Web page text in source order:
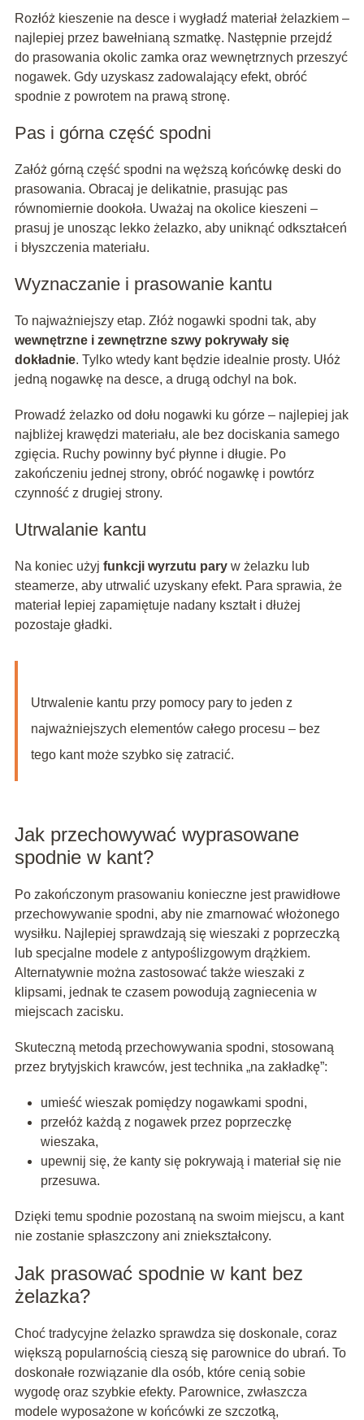
Rozłóż kieszenie na desce i wygładź materiał żelazkiem –
najlepiej przez bawełnianą szmatkę. Następnie przejdź
do prasowania okolic zamka oraz wewnętrznych przeszyć
nogawek. Gdy uzyskasz zadowalający efekt, obróć
spodnie z powrotem na prawą stronę.
Pas i górna część spodni
Załóż górną część spodni na węższą końcówkę deski do
prasowania. Obracaj je delikatnie, prasując pas
równomiernie dookoła. Uważaj na okolice kieszeni –
prasuj je unosząc lekko żelazko, aby uniknąć odkształceń
i błyszczenia materiału.
Wyznaczanie i prasowanie kantu
To najważniejszy etap. Złóż nogawki spodni tak, aby
wewnętrzne i zewnętrzne szwy pokrywały się
dokładnie. Tylko wtedy kant będzie idealnie prosty. Ułóż
jedną nogawkę na desce, a drugą odchyl na bok.
Prowadź żelazko od dołu nogawki ku górze – najlepiej jak
najbliżej krawędzi materiału, ale bez dociskania samego
zgięcia. Ruchy powinny być płynne i długie. Po
zakończeniu jednej strony, obróć nogawkę i powtórz
czynność z drugiej strony.
Utrwalanie kantu
Na koniec użyj funkcji wyrzutu paryw żelazku lub
steamerze, aby utrwalić uzyskany efekt. Para sprawia, że
materiał lepiej zapamiętuje nadany kształt i dłużej
pozostaje gładki.
Utrwalenie kantu przy pomocy pary to jeden z
najważniejszych elementów całego procesu – bez
tego kant może szybko się zatracić.
Jak przechowywać wyprasowane
spodnie w kant?
Po zakończonym prasowaniu konieczne jest prawidłowe
przechowywanie spodni, aby nie zmarnować włożonego
wysiłku. Najlepiej sprawdzają się wieszaki z poprzeczką
lub specjalne modele z antypoślizgowym drążkiem.
Alternatywnie można zastosować także wieszaki z
klipsami, jednak te czasem powodują zagniecenia w
miejscach zacisku.
Skuteczną metodą przechowywania spodni, stosowaną
przez brytyjskich krawców, jest technika „na zakładkę”:
umieść wieszak pomiędzy nogawkami spodni,
przełóż każdą z nogawek przez poprzeczkę
wieszaka,
upewnij się, że kanty się pokrywają i materiał się nie
przesuwa.
Dzięki temu spodnie pozostaną na swoim miejscu, a kant
nie zostanie spłaszczony ani zniekształcony.
Jak prasować spodnie w kant bez
żelazka?
Choć tradycyjne żelazko sprawdza się doskonale, coraz
większą popularnością cieszą się parownice do ubrań. To
doskonałe rozwiązanie dla osób, które cenią sobie
wygodę oraz szybkie efekty. Parownice, zwłaszcza
modele wyposażone w końcówki ze szczotką,